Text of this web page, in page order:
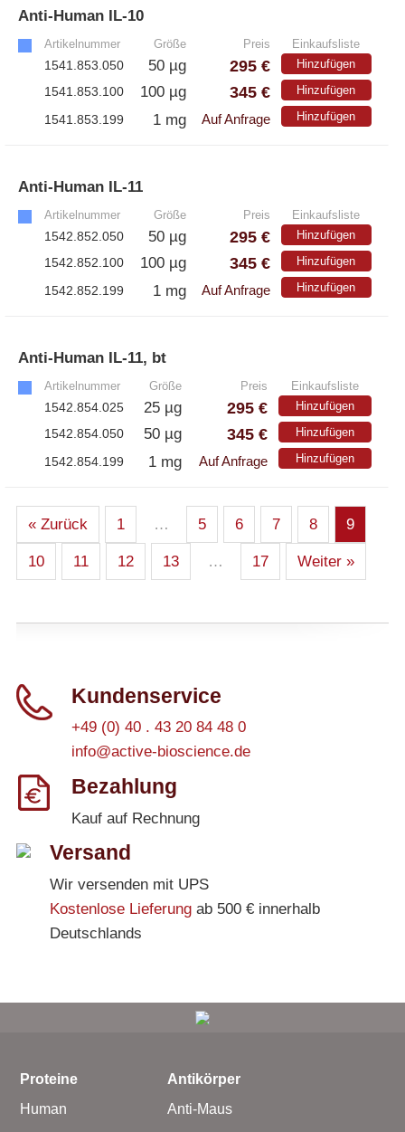
Anti-Human IL-10
Artikelnummer Größe Preis Einkaufsliste
1541.853.050 50 µg 295 € Hinzufügen
1541.853.100 100 µg 345 € Hinzufügen
1541.853.199 1 mg Auf Anfrage Hinzufügen
Anti-Human IL-11
Artikelnummer Größe Preis Einkaufsliste
1542.852.050 50 µg 295 € Hinzufügen
1542.852.100 100 µg 345 € Hinzufügen
1542.852.199 1 mg Auf Anfrage Hinzufügen
Anti-Human IL-11, bt
Artikelnummer Größe Preis Einkaufsliste
1542.854.025 25 µg 295 € Hinzufügen
1542.854.050 50 µg 345 € Hinzufügen
1542.854.199 1 mg Auf Anfrage Hinzufügen
« Zurück 1 … 5 6 7 8 9
10 11 12 13 … 17 Weiter »
Kundenservice
+49 (0) 40 . 43 20 84 48 0
info@active-bioscience.de
Bezahlung
Kauf auf Rechnung
Versand
Wir versenden mit UPS
Kostenlose Lieferungab 500 € innerhalb
Deutschlands
Proteine
Human
Antikörper
Anti-Maus